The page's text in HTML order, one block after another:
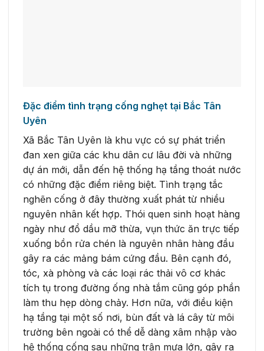
Đặc điểm tình trạng cống nghẹt tại Bắc Tân
Uyên
Xã Bắc Tân Uyên là khu vực có sự phát triển
đan xen giữa các khu dân cư lâu đời và những
dự án mới, dẫn đến hệ thống hạ tầng thoát nước
có những đặc điểm riêng biệt. Tình trạng tắc
nghẽn cống ở đây thường xuất phát từ nhiều
nguyên nhân kết hợp. Thói quen sinh hoạt hàng
ngày như đổ dầu mỡ thừa, vụn thức ăn trực tiếp
xuống bồn rửa chén là nguyên nhân hàng đầu
gây ra các mảng bám cứng đầu. Bên cạnh đó,
tóc, xà phòng và các loại rác thải vô cơ khác
tích tụ trong đường ống nhà tắm cũng góp phần
làm thu hẹp dòng chảy. Hơn nữa, với điều kiện
hạ tầng tại một số nơi, bùn đất và lá cây từ môi
trường bên ngoài có thể dễ dàng xâm nhập vào
hệ thống cống sau những trận mưa lớn, gây ra